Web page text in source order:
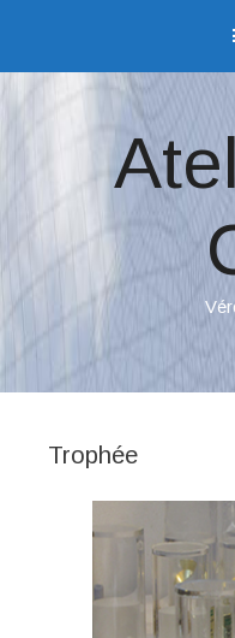
Sauter directement au contenu
Trophée